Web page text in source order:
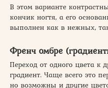
В этом варианте
кончик ногтя, а его
выполнен как в нежных,
Френч омбре
Переход от одного цвета
градиент. Чаще всего это
но возможны и другие